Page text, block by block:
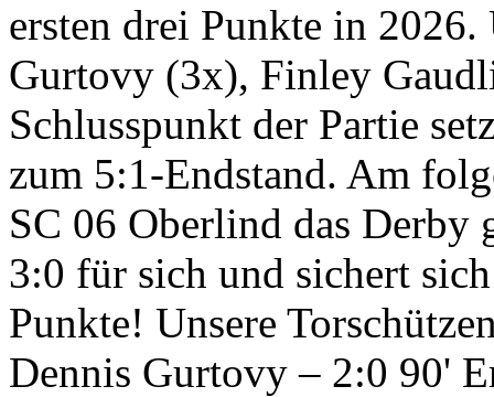
ersten drei Punkte in 2026.
Gurtovy (3x), Finley
Schlusspunkt der Partie
zum 5:1-Endstand. Am
SC 06 Oberlind das Derby
3:0 für sich und sichert
Punkte! Unsere
Dennis Gurtovy – 2:0 90'